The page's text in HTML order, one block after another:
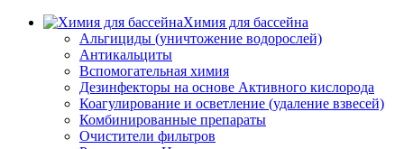
Химия для бассейна
Альгициды (уничтожение водорослей)
Антикальциты
Вспомогательная химия
Дезинфекторы на основе Активного кислорода
Коагулирование и осветление (удаление взвесей)
Комбинированные препараты
Очистители фильтров